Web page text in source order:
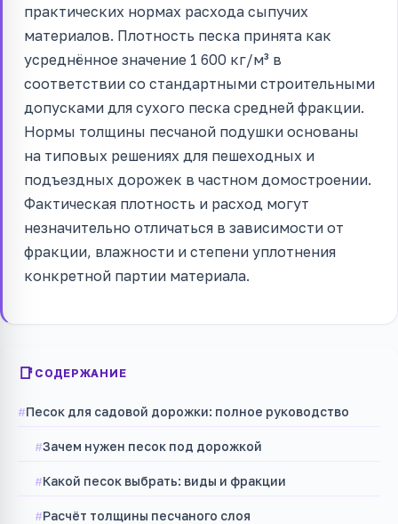
практических нормах расхода сыпучих
материалов. Плотность песка принята как
усреднённое значение 1 600 кг/м³ в
соответствии со стандартными строительными
допусками для сухого песка средней фракции.
Нормы толщины песчаной подушки основаны
на типовых решениях для пешеходных и
подъездных дорожек в частном домостроении.
Фактическая плотность и расход могут
незначительно отличаться в зависимости от
фракции, влажности и степени уплотнения
конкретной партии материала.
СОДЕРЖАНИЕ
Песок для садовой дорожки: полное руководство
Зачем нужен песок под дорожкой
Какой песок выбрать: виды и фракции
Расчёт толщины песчаного слоя